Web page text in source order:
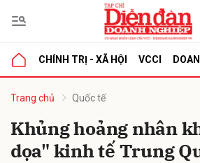
CHÍNH TRỊ - XÃ HỘI VCCI
Trang chủ Quốc tế
Khủng hoảng nhân
dọa" kinh tế Trung
luận